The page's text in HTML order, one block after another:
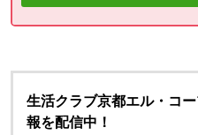
生活クラブ京都エル・コ
報を配信中！